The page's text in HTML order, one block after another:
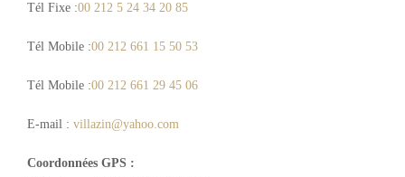
Tél Fixe :00 212 5 24 34 20 85
Tél Mobile :00 212 661 15 50 53
Tél Mobile :00 212 661 29 45 06
E-mail : villazin@yahoo.com
Coordonnées GPS :